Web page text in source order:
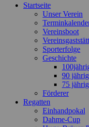
oben
Startseite
Unser Verein
Vereinsboot
Sporterfolge
Geschichte
90
75
Förderer
Regatten
Einhandpokal
Dahme-Cup